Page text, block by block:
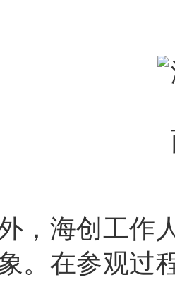
，海创工作
。在参观过